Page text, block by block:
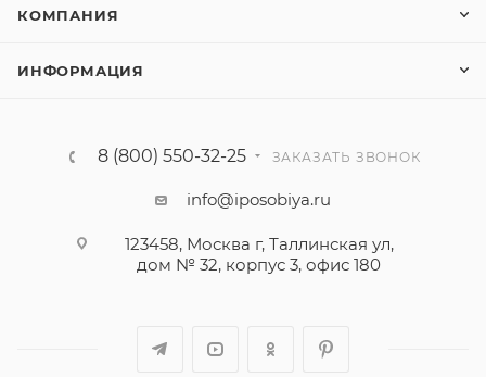
КОМПАНИЯ
ИНФОРМАЦИЯ
8 (800) 550-32-25 ЗАКАЗАТЬ ЗВОНОК
info@iposobiya.ru
123458, Москва г, Таллинская ул,
дом № 32, корпус 3, офис 180